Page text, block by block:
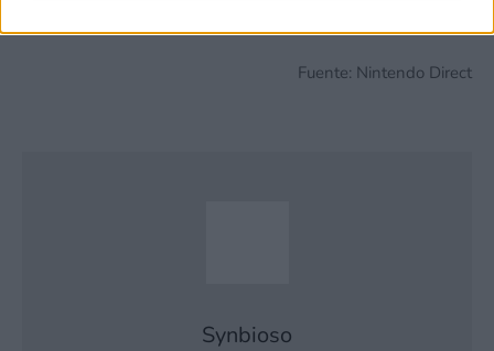
Fuente: Nintendo Direct
Synbioso